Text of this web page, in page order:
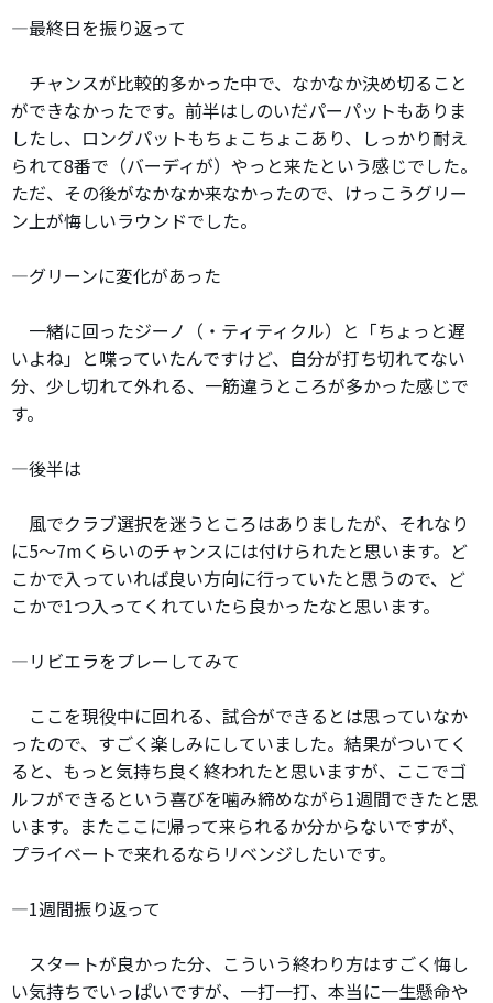
―最終日を振り返って
チャンスが比較的多かった中で、なかなか決め切ること
ができなかったです。前半はしのいだパーパットもありま
したし、ロングパットもちょこちょこあり、しっかり耐え
られて8番で（バーディが）やっと来たという感じでした。
ただ、その後がなかなか来なかったので、けっこうグリー
ン上が悔しいラウンドでした。
―グリーンに変化があった
一緒に回ったジーノ（・ティティクル）と「ちょっと遅
いよね」と喋っていたんですけど、自分が打ち切れてない
分、少し切れて外れる、一筋違うところが多かった感じで
す。
―後半は
風でクラブ選択を迷うところはありましたが、それなり
に5～7mくらいのチャンスには付けられたと思います。ど
こかで入っていれば良い方向に行っていたと思うので、ど
こかで1つ入ってくれていたら良かったなと思います。
―リビエラをプレーしてみて
ここを現役中に回れる、試合ができるとは思っていなか
ったので、すごく楽しみにしていました。結果がついてく
ると、もっと気持ち良く終われたと思いますが、ここでゴ
ルフができるという喜びを噛み締めながら1週間できたと思
います。またここに帰って来られるか分からないですが、
プライベートで来れるならリベンジしたいです。
―1週間振り返って
スタートが良かった分、こういう終わり方はすごく悔し
い気持ちでいっぱいですが、一打一打、本当に一生懸命や